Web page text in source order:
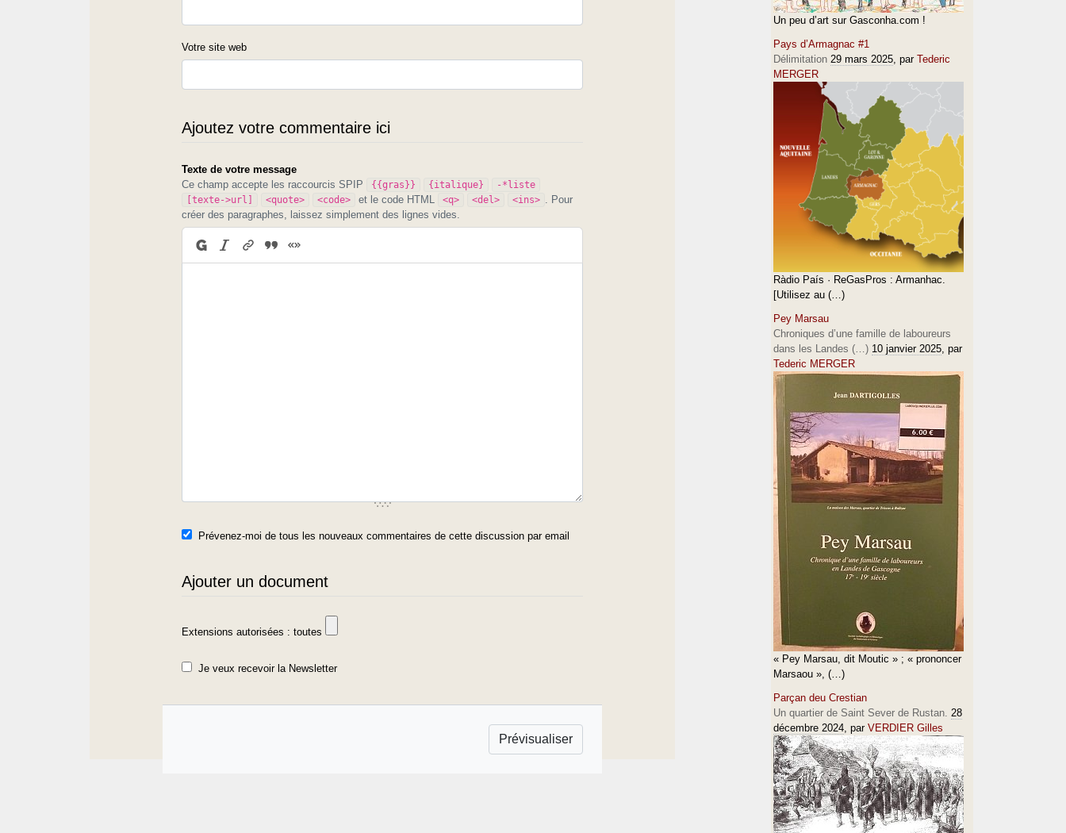
Votre site web
Ajoutez votre commentaire ici
Texte de votre message
Ce champ accepte les raccourcis SPIP
{{gras}} {italique}
-*liste
[texte->url]
<quote> <code> et le code HTML <q> <del> <ins>
. Pour
créer des paragraphes, laissez simplement des lignes vides.
Prévenez-moi de tous les nouveaux commentaires de cette discussion par email
Ajouter un document
Extensions autorisées : toutes
Je veux recevoir la Newsletter
Un peu d’art sur Gasconha.com !
Pays d’Armagnac #1
Délimitation 29 mars 2025, par Tederic
MERGER
Ràdio País · ReGasPros : Armanhac.
[Utilisez au (…)
Pey Marsau
Chroniques d’une famille de laboureurs
dans les Landes (…) 10 janvier 2025, par
Tederic MERGER
« Pey Marsau, dit Moutic » ; « prononcer
Marsaou », (…)
Parçan deu Crestian
Un quartier de Saint Sever de Rustan. 28
décembre 2024, par VERDIER Gilles